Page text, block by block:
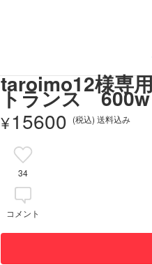
taroimo12様専
トランス 600w
¥15600 (税込) 送料込み
34
コメント